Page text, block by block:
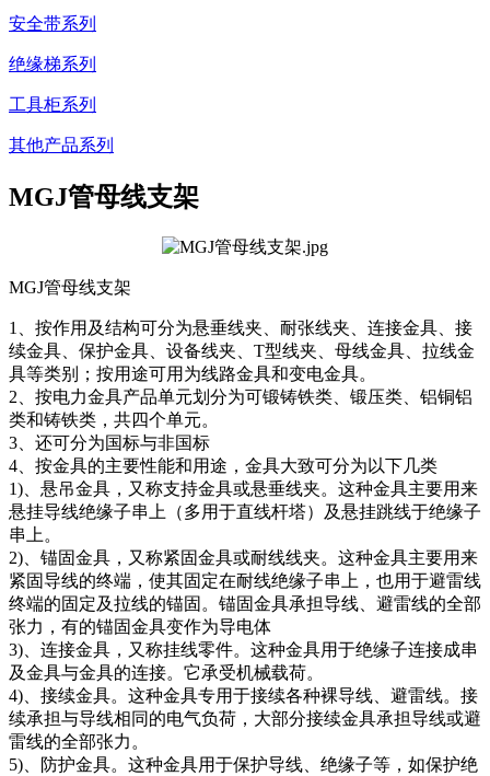
安全带系列
绝缘梯系列
工具柜系列
其他产品系列
MGJ管母线支架
MGJ管母线支架
1、按作用及结构可分为悬垂线夹、耐张线夹、连接金具、接
续金具、保护金具、设备线夹、T型线夹、母线金具、拉线金
具等类别；按用途可用为线路金具和变电金具。
2、按电力金具产品单元划分为可锻铸铁类、锻压类、铝铜铝
类和铸铁类，共四个单元。
3、还可分为国标与非国标
4、按金具的主要性能和用途，金具大致可分为以下几类
1)、悬吊金具，又称支持金具或悬垂线夹。这种金具主要用来
悬挂导线绝缘子串上（多用于直线杆塔）及悬挂跳线于绝缘子
串上。
2)、锚固金具，又称紧固金具或耐线线夹。这种金具主要用来
紧固导线的终端，使其固定在耐线绝缘子串上，也用于避雷线
终端的固定及拉线的锚固。锚固金具承担导线、避雷线的全部
张力，有的锚固金具变作为导电体
3)、连接金具，又称挂线零件。这种金具用于绝缘子连接成串
及金具与金具的连接。它承受机械载荷。
4)、接续金具。这种金具专用于接续各种裸导线、避雷线。接
续承担与导线相同的电气负荷，大部分接续金具承担导线或避
雷线的全部张力。
5)、防护金具。这种金具用于保护导线、绝缘子等，如保护绝